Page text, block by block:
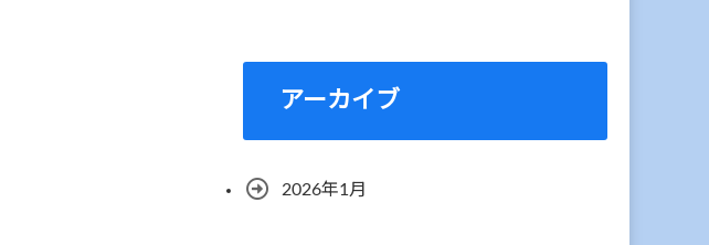
アーカイブ
2026年1月